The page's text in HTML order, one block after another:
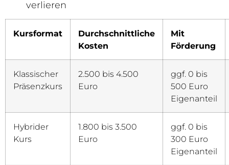
verlieren
Kursformat
Durchschnittliche
Kosten
Mit
Förderung
Klassischer
Präsenzkurs
2.500 bis 4.500
Euro
ggf. 0 bis
500 Euro
Eigenanteil
Hybrider
Kurs
1.800 bis 3.500
Euro
ggf. 0 bis
300 Euro
Eigenanteil